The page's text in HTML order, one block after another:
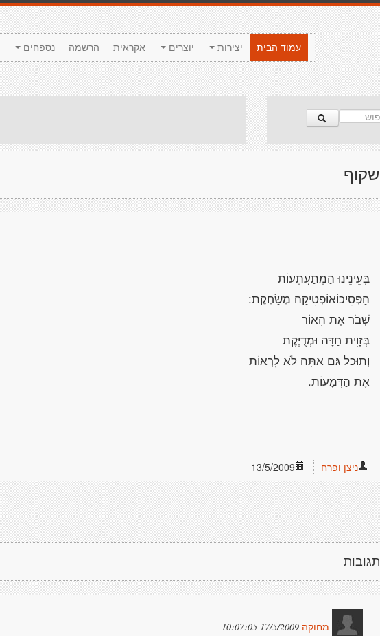
נספחים הרשמה אקראית יוצרים יצירות
עמוד הבית
שקוף
בְּעֵינֵינוּ הַמְתַעֲתְעוֹת
הַפְּסִיכוֹאוֹפְּטִיקָה מְשַׂחֶקֶת:
שְׁבֹר אֶת הָאוֹר
בְּזָוִית חַדָּה וּמְדֻיֶּקֶת
וְתוּכַל גַּם אַתָּה לֹא לִרְאוֹת
אֶת הַדְּמָעוֹת.
13/5/2009 ניצן ופרח
תגובות
מחוקה 17/5/2009 10:07:05